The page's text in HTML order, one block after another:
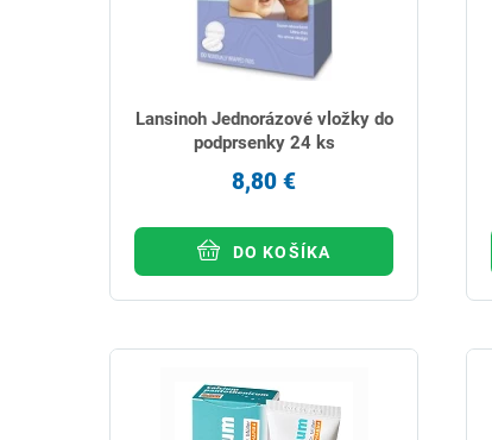
Lansinoh Jednorázové vložky do
podprsenky 24 ks
8,80 €
DO KOŠÍKA